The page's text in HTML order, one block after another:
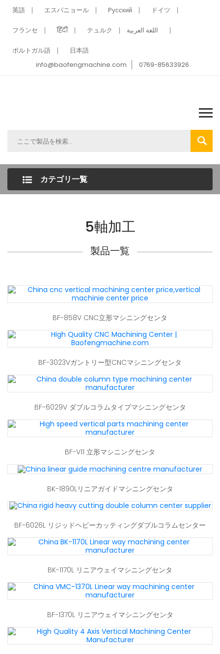
英語 エスパニョール Pусский ドイツ
フランセ हिंदी テュルク اللغة العربية
ポルトガル語
日本語
info@baofengmachine.com
0769-85633926
カテゴリ一覧
5軸加工
製品一覧
BF-858V CNC立形マシニングセンタ
BF-3023Vガントリー型CNCマシニングセンタ
BF-6029V ダブルコラムタイプマシニングセンタ
BF-V11 立形マシニングセンタ
BK-1890Lリニアガイドマシニングセンタ
BF-6026L リジッドヘビーカッティングダブルコラムセンター
BK-1170L リニアウェイマシニングセンタ
BF-1370L リニアウェイマシニングセンタ